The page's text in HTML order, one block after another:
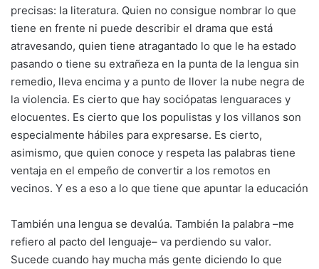
precisas: la literatura. Quien no consigue nombrar lo que
tiene en frente ni puede describir el drama que está
atravesando, quien tiene atragantado lo que le ha estado
pasando o tiene su extrañeza en la punta de la lengua sin
remedio, lleva encima y a punto de llover la nube negra de
la violencia. Es cierto que hay sociópatas lenguaraces y
elocuentes. Es cierto que los populistas y los villanos son
especialmente hábiles para expresarse. Es cierto,
asimismo, que quien conoce y respeta las palabras tiene
ventaja en el empeño de convertir a los remotos en
vecinos. Y es a eso a lo que tiene que apuntar la educación
También una lengua se devalúa. También la palabra –me
refiero al pacto del lenguaje– va perdiendo su valor.
Sucede cuando hay mucha más gente diciendo lo que